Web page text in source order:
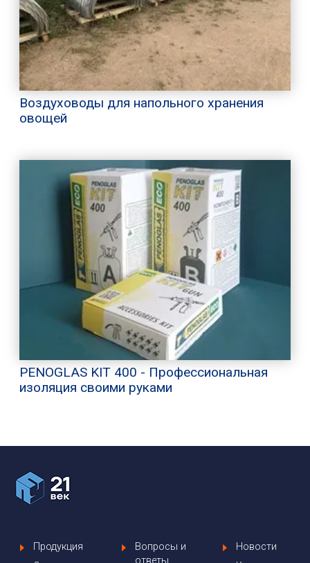
Воздуховоды для напольного хранения
овощей
PENOGLAS KIT 400 - Профессиональная
изоляция своими руками
Продукция
Вопросы и
ответы
Новости